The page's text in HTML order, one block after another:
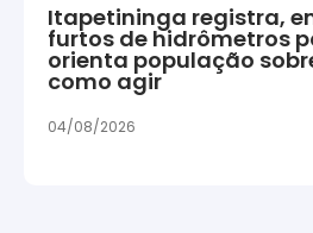
Itapetininga registra,
furtos de hidrômetros
orienta população
como agir
04/08/2026